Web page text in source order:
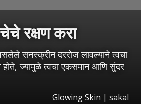
रक्षण करा
सनस्क्रीन दररोज लावल्याने त्वचा
होते, ज्यामुळे त्वचा एकसमान आणि सुंदर
Glowing Skin | sakal